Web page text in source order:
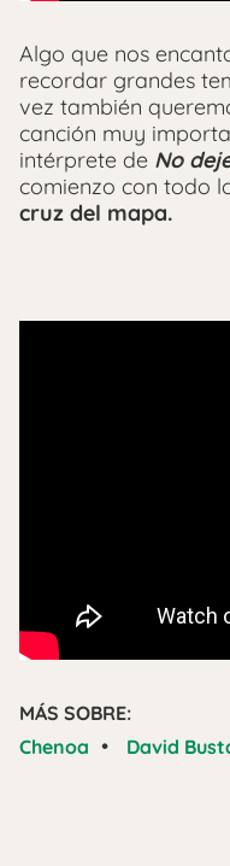
Algo que nos
recordar grandes
vez también
canción muy
intérprete de No
comienzo con todo
cruz del mapa.
MÁS SOBRE:
Chenoa • David